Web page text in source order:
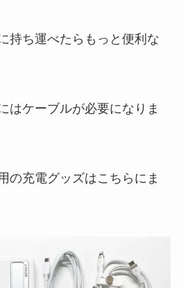
持ち運べたらもっと便利な
はケーブルが必要になりま
の充電グッズはこちらにま